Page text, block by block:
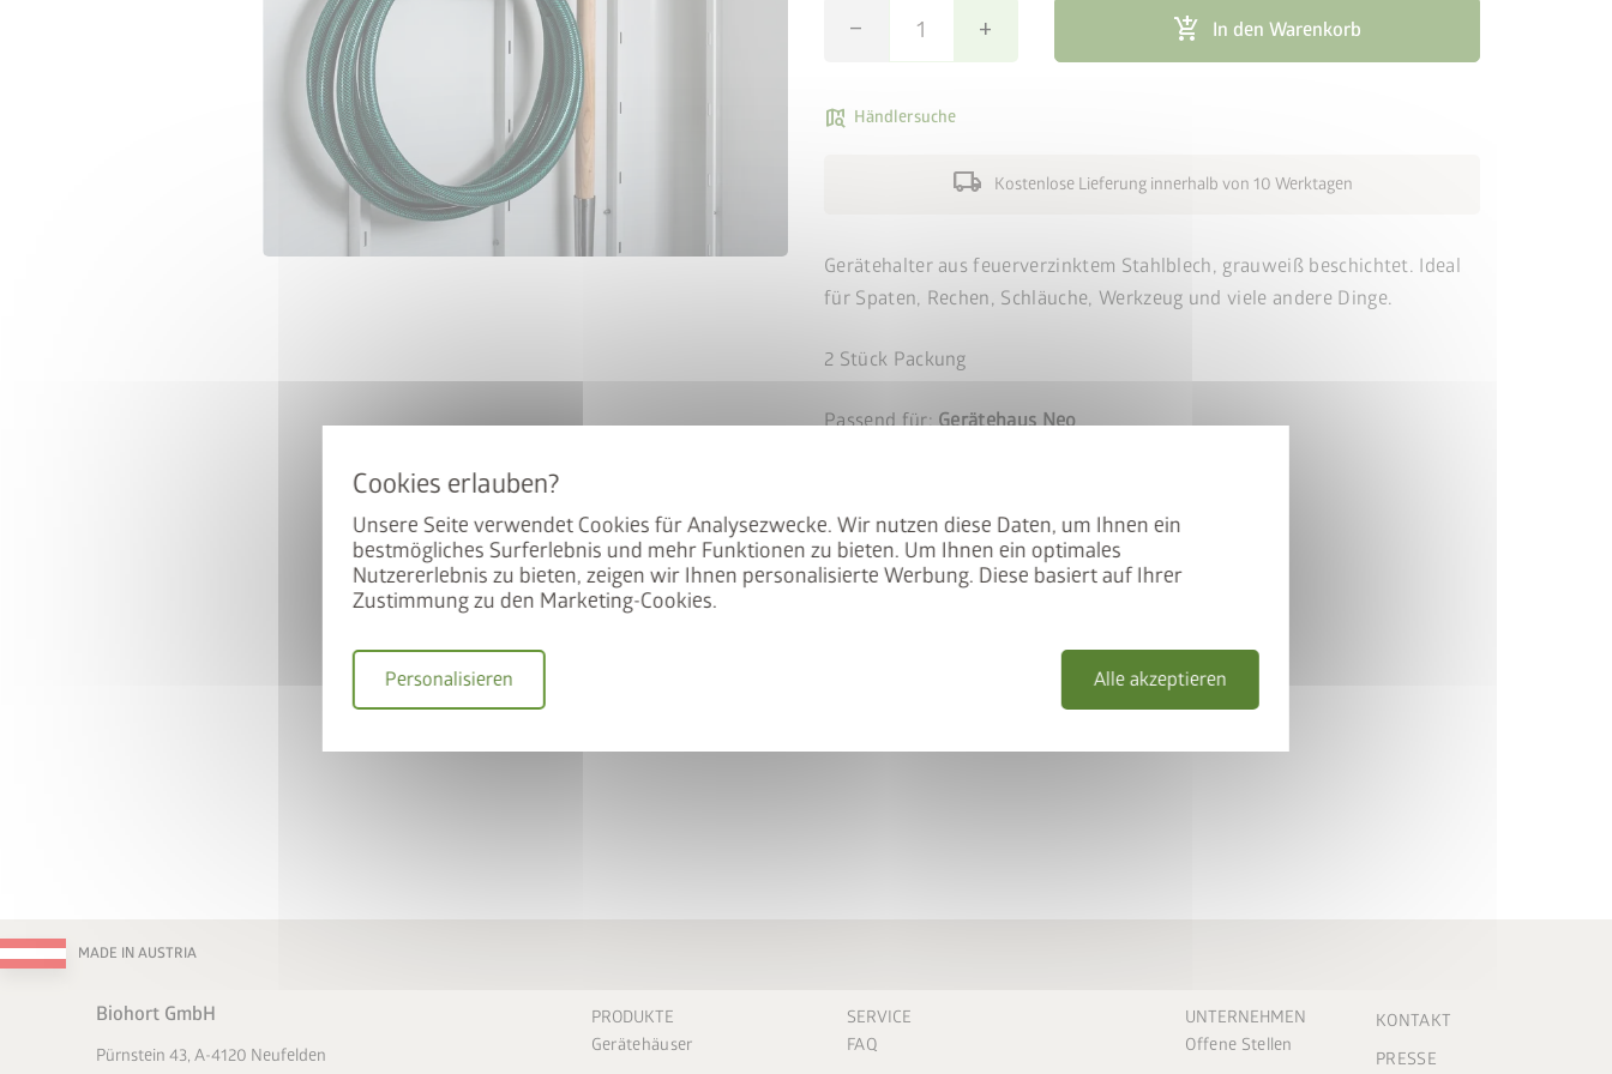
Unsere Seite verwendet Cookies für Analysezwecke. Wir nutzen diese Daten, um Ihnen ein
bestmögliches Surferlebnis und mehr Funktionen zu bieten. Um Ihnen ein optimales
Nutzererlebnis zu bieten, zeigen wir Ihnen personalisierte Werbung. Diese basiert auf Ihrer
Zustimmung zu den Marketing-Cookies.
Alle akzeptieren
Personalisieren
remove add add_shopping_cart In den Warenkorb
map_search Händlersuche
local_shipping Kostenlose Lieferung innerhalb von 10 Werktagen
Gerätehalter aus feuerverzinktem Stahlblech, grauweiß beschichtet. Ideal
für Spaten, Rechen, Schläuche, Werkzeug und viele andere Dinge.
2 Stück Packung
Passend für:Gerätehaus Neo
MADE IN AUSTRIA
Biohort GmbH
Pürnstein 43, A-4120 Neufelden
PRODUKTE
Gerätehäuser
SERVICE
FAQ
UNTERNEHMEN
Offene Stellen
KONTAKT
PRESSE
50% auf den BikeLift
Hoch mit dem Bike. Runter mit dem Preis: Der BikeLift
ist beim Kauf eines passenden Biohort Gerätehauses
zum halben Preis erhältlich.
So nutzen Sie unser Angebot